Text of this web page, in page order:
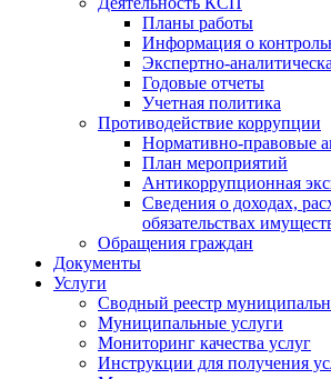
Планы работы
Информация о
Экспертно-
Годовые отчеты
Учетная политика
Противодействие коррупции
Нормативно-правовые
План мероприятий
Антикоррупционная
Сведения о доходах,
обязательствах
Обращения граждан
Документы
Услуги
Сводный реестр
Муниципальные услуги
Мониторинг качества услуг
Инструкции для получения